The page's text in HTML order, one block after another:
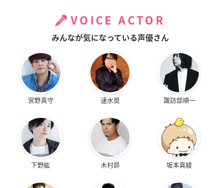
VOICE ACTOR
みんなが気になっている声優さん
宮野真守 速水奨 諏訪部順一
下野紘 木村昴 坂本真綾